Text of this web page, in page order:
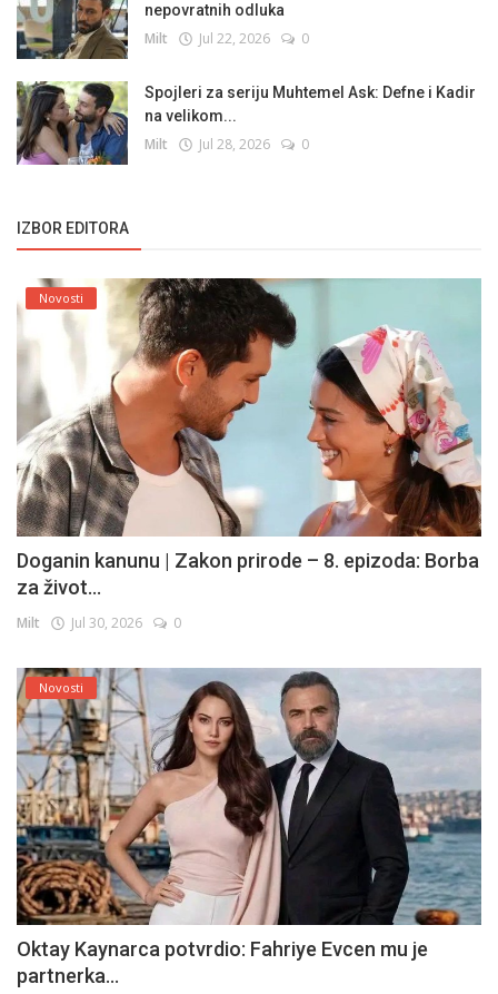
nepovratnih odluka
Milt Jul 22, 2026 0
Spojleri za seriju Muhtemel Ask: Defne i Kadir
na velikom...
Milt Jul 28, 2026 0
IZBOR EDITORA
Novosti
Doganin kanunu | Zakon prirode – 8. epizoda: Borba
za život...
Milt Jul 30, 2026 0
Novosti
Oktay Kaynarca potvrdio: Fahriye Evcen mu je
partnerka...